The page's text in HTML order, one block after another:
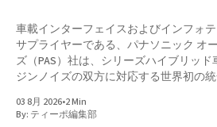
車載インターフェイスおよびインフォ
サプライヤーである、パナソニック オ
ズ（PAS）社は、シリーズハイブリッ
ジンノイズの双方に対応する世界初の
ズ・コントロール（ANC）を開発。新型
レードとGグレードの標準オーディオ仕
03 8月 2026•2 Min
By: ティーポ編集部